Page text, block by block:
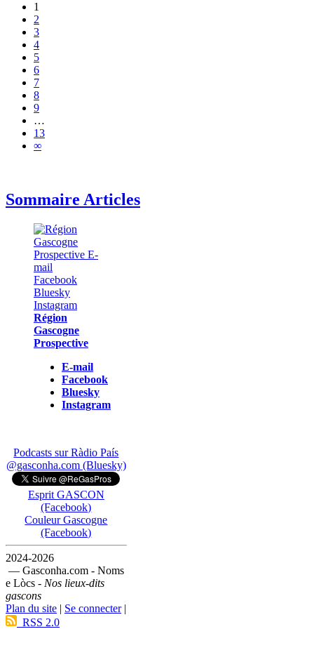
1
2
3
4
5
6
7
8
9
…
13
∞
Sommaire Articles
Région
Gascogne
Prospective
E-mail
Facebook
Bluesky
Instagram
Podcasts sur Ràdio País
@gasconha.com (Bluesky)
Esprit GASCON
(Facebook)
Couleur Gascogne
(Facebook)
2024-2026
— Gasconha.com - Noms
e Lòcs - Nos lieux-dits
gascons
Plan du site | Se connecter|
RSS 2.0